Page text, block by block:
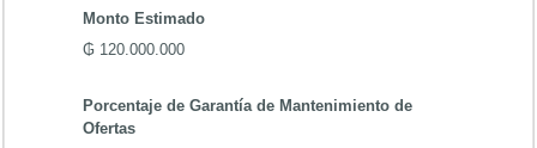
Monto Estimado
₲ 120.000.000
Porcentaje de Garantía de Mantenimiento de
Ofertas